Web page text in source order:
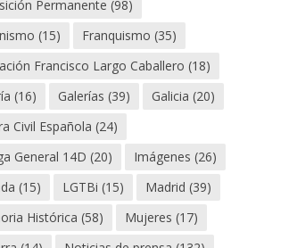
Permanente (98)
(15) Franquismo (35)
Francisco Largo Caballero (18)
(16) Galerías (39) Galicia (20)
Civil Española (24)
General 14D (20) Imágenes (26)
(15) LGTBi (15) Madrid (39)
Histórica (58) Mujeres (17)